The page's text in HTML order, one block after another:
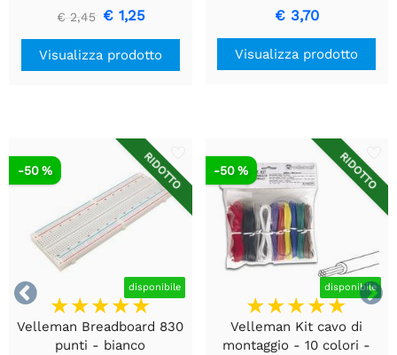
pezzi
€ 2,45 € 1,25
Visualizza prodotto
€ 3,70
Visualizza prodotto


RIDOTTO
disponibile
-50 %
Velleman Breadboard 830
punti - bianco
RIDOTTO
disponibile
-50 %
Velleman Kit cavo di
montaggio - 10 colori -